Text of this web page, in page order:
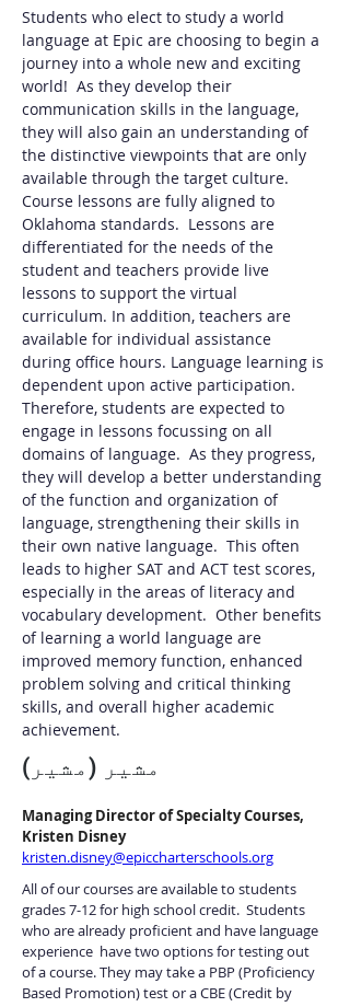
Students who elect to study a world
language at Epic are choosing to begin a
journey into a whole new and exciting
world!  As they develop their
communication skills in the language,
they will also gain an understanding of
the distinctive viewpoints that are only
available through the target culture.
Course lessons are fully aligned to
Oklahoma standards.  Lessons are
differentiated for the needs of the
student and teachers provide live
lessons to support the virtual
curriculum. In addition, teachers are
available for individual assistance
during office hours. Language learning is
dependent upon active participation.
Therefore, students are expected to
engage in lessons focussing on all
domains of language.  As they progress,
they will develop a better understanding
of the function and organization of
language, strengthening their skills in
their own native language.  This often
leads to higher SAT and ACT test scores,
especially in the areas of literacy and
vocabulary development.  Other benefits
of learning a world language are
improved memory function, enhanced
problem solving and critical thinking
skills, and overall higher academic
achievement.
مشیر (مشیر)
Managing Director of Specialty Courses,
Kristen Disney
kristen.disney@epiccharterschools.org
All of our courses are available to students
grades 7-12 for high school credit.  Students
who are already proficient and have language
experience  have two options for testing out
of a course. They may take a PBP (Proficiency
Based Promotion) test or a CBE (Credit by